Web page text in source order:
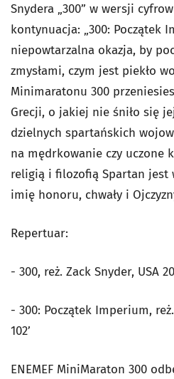
Snydera „300” w wersji
kontynuacja: „300: Początek
niepowtarzalna okazja, by
zmysłami, czym jest piekło
Minimaratonu 300
Grecji, o jakiej nie śniło się
dzielnych spartańskich
na mędrkowanie czy uczone
religią i filozofią Spartan jest
imię honoru, chwały i
Repertuar:
- 300, reż. Zack Snyder, USA
- 300: Początek Imperium,
102’
ENEMEF MiniMaraton 300